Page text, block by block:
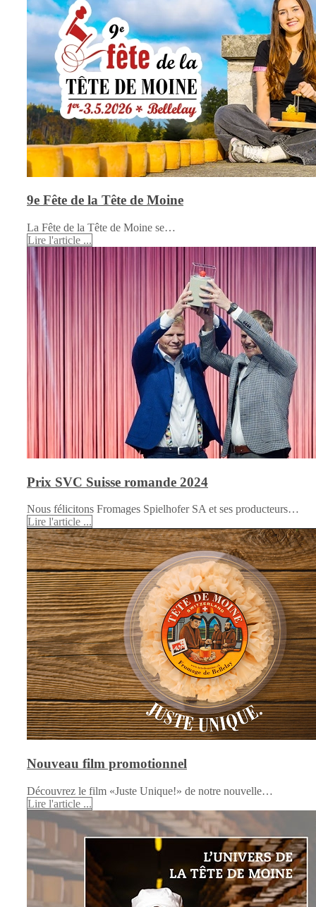
9e Fête de la Tête de Moine
La Fête de la Tête de Moine se…
Lire l'article ...
Prix SVC Suisse romande 2024
Nous félicitons Fromages Spielhofer SA et ses producteurs…
Lire l'article ...
Nouveau film promotionnel
Découvrez le film «Juste Unique!» de notre nouvelle…
Lire l'article ...